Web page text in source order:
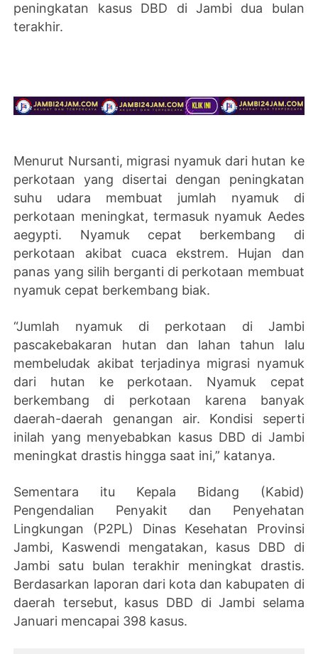
peningkatan kasus DBD di Jambi dua bulan
terakhir.
Menurut Nursanti, migrasi nyamuk dari hutan ke
perkotaan yang disertai dengan peningkatan
suhu udara membuat jumlah nyamuk di
perkotaan meningkat, termasuk nyamuk Aedes
aegypti. Nyamuk cepat berkembang di
perkotaan akibat cuaca ekstrem. Hujan dan
panas yang silih berganti di perkotaan membuat
nyamuk cepat berkembang biak.
“Jumlah nyamuk di perkotaan di Jambi
pascakebakaran hutan dan lahan tahun lalu
membeludak akibat terjadinya migrasi nyamuk
dari hutan ke perkotaan. Nyamuk cepat
berkembang di perkotaan karena banyak
daerah-daerah genangan air. Kondisi seperti
inilah yang menyebabkan kasus DBD di Jambi
meningkat drastis hingga saat ini,” katanya.
Sementara itu Kepala Bidang (Kabid)
Pengendalian Penyakit dan Penyehatan
Lingkungan (P2PL) Dinas Kesehatan Provinsi
Jambi, Kaswendi mengatakan, kasus DBD di
Jambi satu bulan terakhir meningkat drastis.
Berdasarkan laporan dari kota dan kabupaten di
daerah tersebut, kasus DBD di Jambi selama
Januari mencapai 398 kasus.